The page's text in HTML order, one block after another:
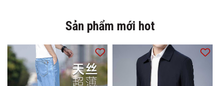
Sản phẩm mới hot